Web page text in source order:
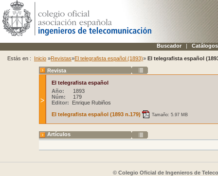
Buscador | Catálogos
Estás en : Inicio »Revistas»El telegrafista español (1893)» El telegrafista español
Revista
El telegrafista español
Año: 1893
Núm: 179
Editor: Enrique Rubiños
El telegrafista español (1893 n.179)
Tamaño: 5.97 MB
Artículos
© Colegio Oficial de Ingenieros de